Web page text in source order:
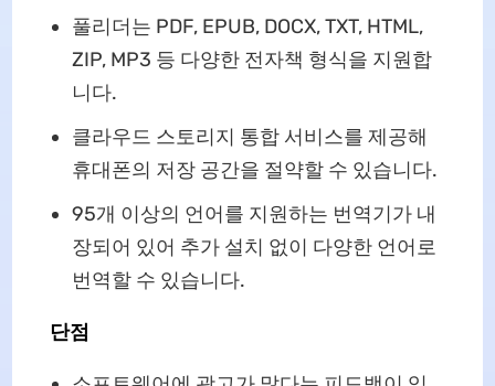
풀리더는 PDF, EPUB, DOCX, TXT, HTML,
ZIP, MP3 등 다양한 전자책 형식을 지원합
니다.
클라우드 스토리지 통합 서비스를 제공해
휴대폰의 저장 공간을 절약할 수 있습니다.
95개 이상의 언어를 지원하는 번역기가 내
장되어 있어 추가 설치 없이 다양한 언어로
번역할 수 있습니다.
단점